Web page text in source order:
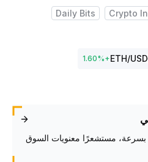
Daily Bits
ETH/
+
1.60%
مستشعرًا معنويات السوق